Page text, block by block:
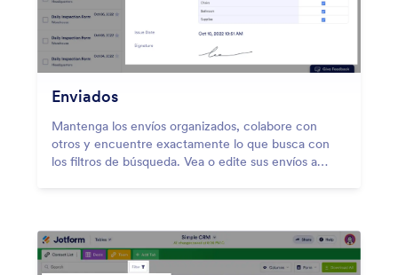
Enviados
Mantenga los envíos organizados, colabore con
otros y encuentre exactamente lo que busca con
los filtros de búsqueda. Vea o edite sus envíos a